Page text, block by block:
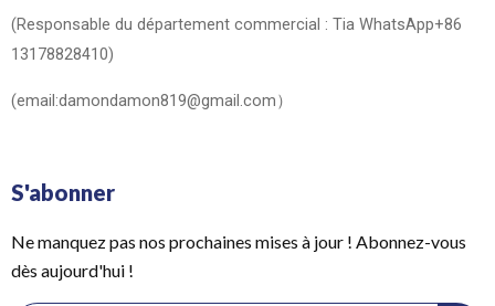
(Responsable du département commercial : Tia WhatsApp+86
13178828410)
(email:damondamon819@gmail.com）
S'abonner
Ne manquez pas nos prochaines mises à jour ! Abonnez-vous
dès aujourd'hui !